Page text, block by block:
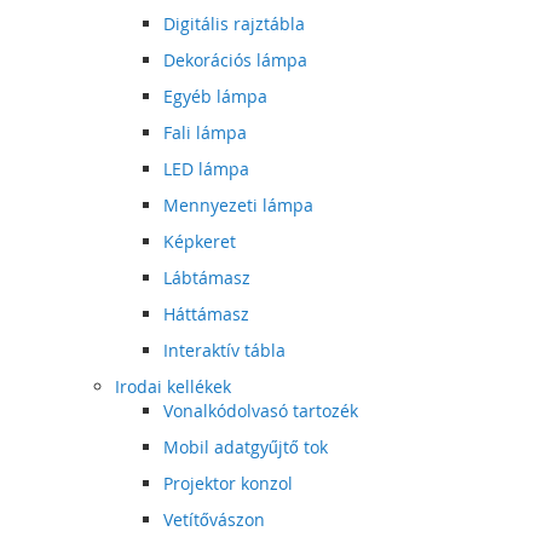
Digitális rajztábla
Dekorációs lámpa
Egyéb lámpa
Fali lámpa
LED lámpa
Mennyezeti lámpa
Képkeret
Lábtámasz
Háttámasz
Interaktív tábla
Irodai kellékek
Vonalkódolvasó tartozék
Mobil adatgyűjtő tok
Projektor konzol
Vetítővászon